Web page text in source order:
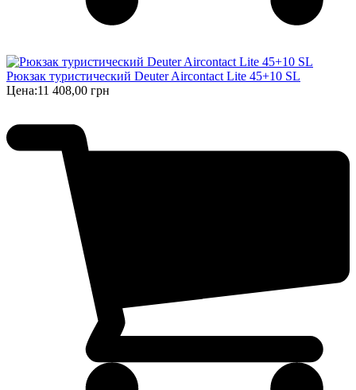
Рюкзак туристический Deuter Aircontact Lite 45+10 SL
Цена:11 408,00 грн